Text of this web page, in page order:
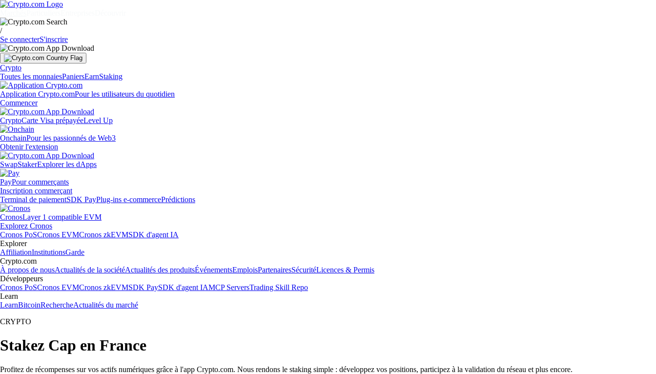
/
Se connecterS'inscrire
Crypto
Toutes les monnaiesPaniersEarnStaking
Application Crypto.comPour les utilisateurs du quotidien
Commencer
CryptoCarte Visa prépayéeLevel Up
OnchainPour les passionnés de Web3
Obtenir l'extension
SwapStakerExplorer les dApps
PayPour commerçants
Inscription commerçant
Terminal de paiementSDK PayPlug-ins e-commercePrédictions
CronosLayer 1 compatible EVM
Explorez Cronos
Cronos PoSCronos EVMCronos zkEVMSDK d'agent IA
Explorer
AffiliationInstitutionsGarde
Crypto.com
À propos de nousActualités de la sociétéActualités des produitsÉvénementsEmploisPartenairesSécuritéLicences & Permis
Développeurs
Cronos PoSCronos EVMCronos zkEVMSDK PaySDK d'agent IAMCP ServersTrading Skill Repo
Learn
LearnBitcoinRechercheActualités du marché
CRYPTO
Stakez Cap en France
Profitez de récompenses sur vos actifs numériques grâce à l'app Crypto.com. Nous rendons le staking simple : développez vos positions, participez à la validation du réseau et plus encore.